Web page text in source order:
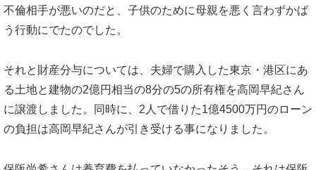
不倫相手が悪いのだと、子供のために母親を悪く言わずかば
う行動にでたのでした。
それと財産分与については、夫婦で購入した東京・港区にあ
る土地と建物の2億円相当の8分の5の所有権を高岡早紀さん
に譲渡しました。同時に、2人で借りた1億4500万円のローン
の負担は高岡早紀さんが引き受ける事になりました。